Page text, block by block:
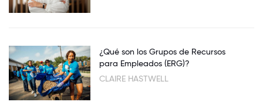
¿Qué son los Grupos de Recursos
para Empleados (ERG)?
CLAIRE HASTWELL